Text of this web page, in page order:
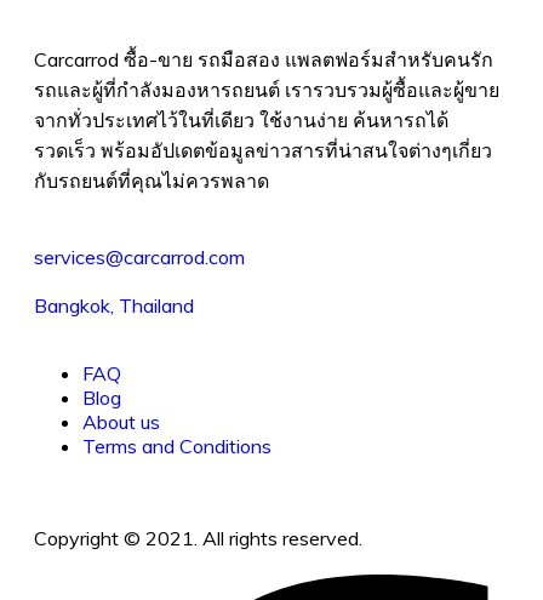
Carcarrod ซื้อ-ขาย รถมือสอง แพลตฟอร์มสำหรับคนรัก
รถและผู้ที่กำลังมองหารถยนต์ เรารวบรวมผู้ซื้อและผู้ขาย
จากทั่วประเทศไว้ในที่เดียว ใช้งานง่าย ค้นหารถได้
รวดเร็ว พร้อมอัปเดตข้อมูลข่าวสารที่น่าสนใจต่างๆเกี่ยว
กับรถยนต์ที่คุณไม่ควรพลาด
services@carcarrod.com
Bangkok, Thailand
FAQ
Blog
About us
Terms and Conditions
Copyright © 2021. All rights reserved.